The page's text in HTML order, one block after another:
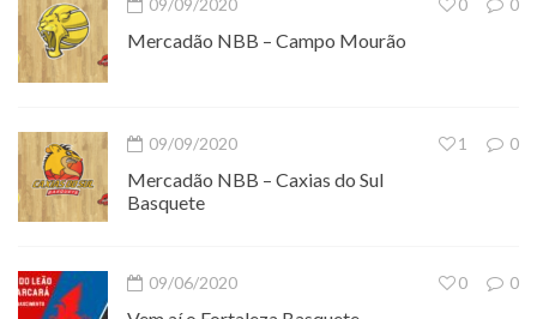
09/09/2020 0
0
Mercadão NBB – Campo Mourão
09/09/2020 0
1
Mercadão NBB – Caxias do Sul
Basquete
09/06/2020 0
0